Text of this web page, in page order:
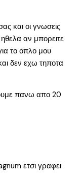
και οι γνωσεις
αν μπορειτε
το οπλο μου
δεν εχω τηποτα
πανω απο 20
ετσι γραφει